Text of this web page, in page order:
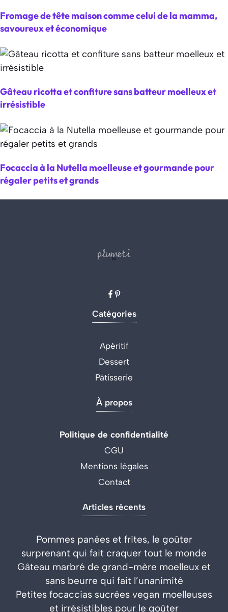
Fromage de tête maison comme celui de la mamma,
savoureux et économique
Gâteau ricotta et confiture sans batteur moelleux et
irrésistible
Focaccia à la Nutella moelleuse et gourmande pour
régaler petits et grands
Catégories
Apéritif
Dessert
Pâtisserie
À propos
Politique de confidentialité
CGU
Mentions légales
Contact
Articles récents
Pommes panées et frites, le goûter
surprenant qui fait craquer tout le monde
Gâteau marbré de grand-mère moelleux et
sans beurre qui fait l’unanimité
Petites focaccias sucrées vegan moelleuses
et irrésistibles pour le goûter